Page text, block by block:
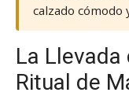
calzado cómodo
La Llevada
Ritual de